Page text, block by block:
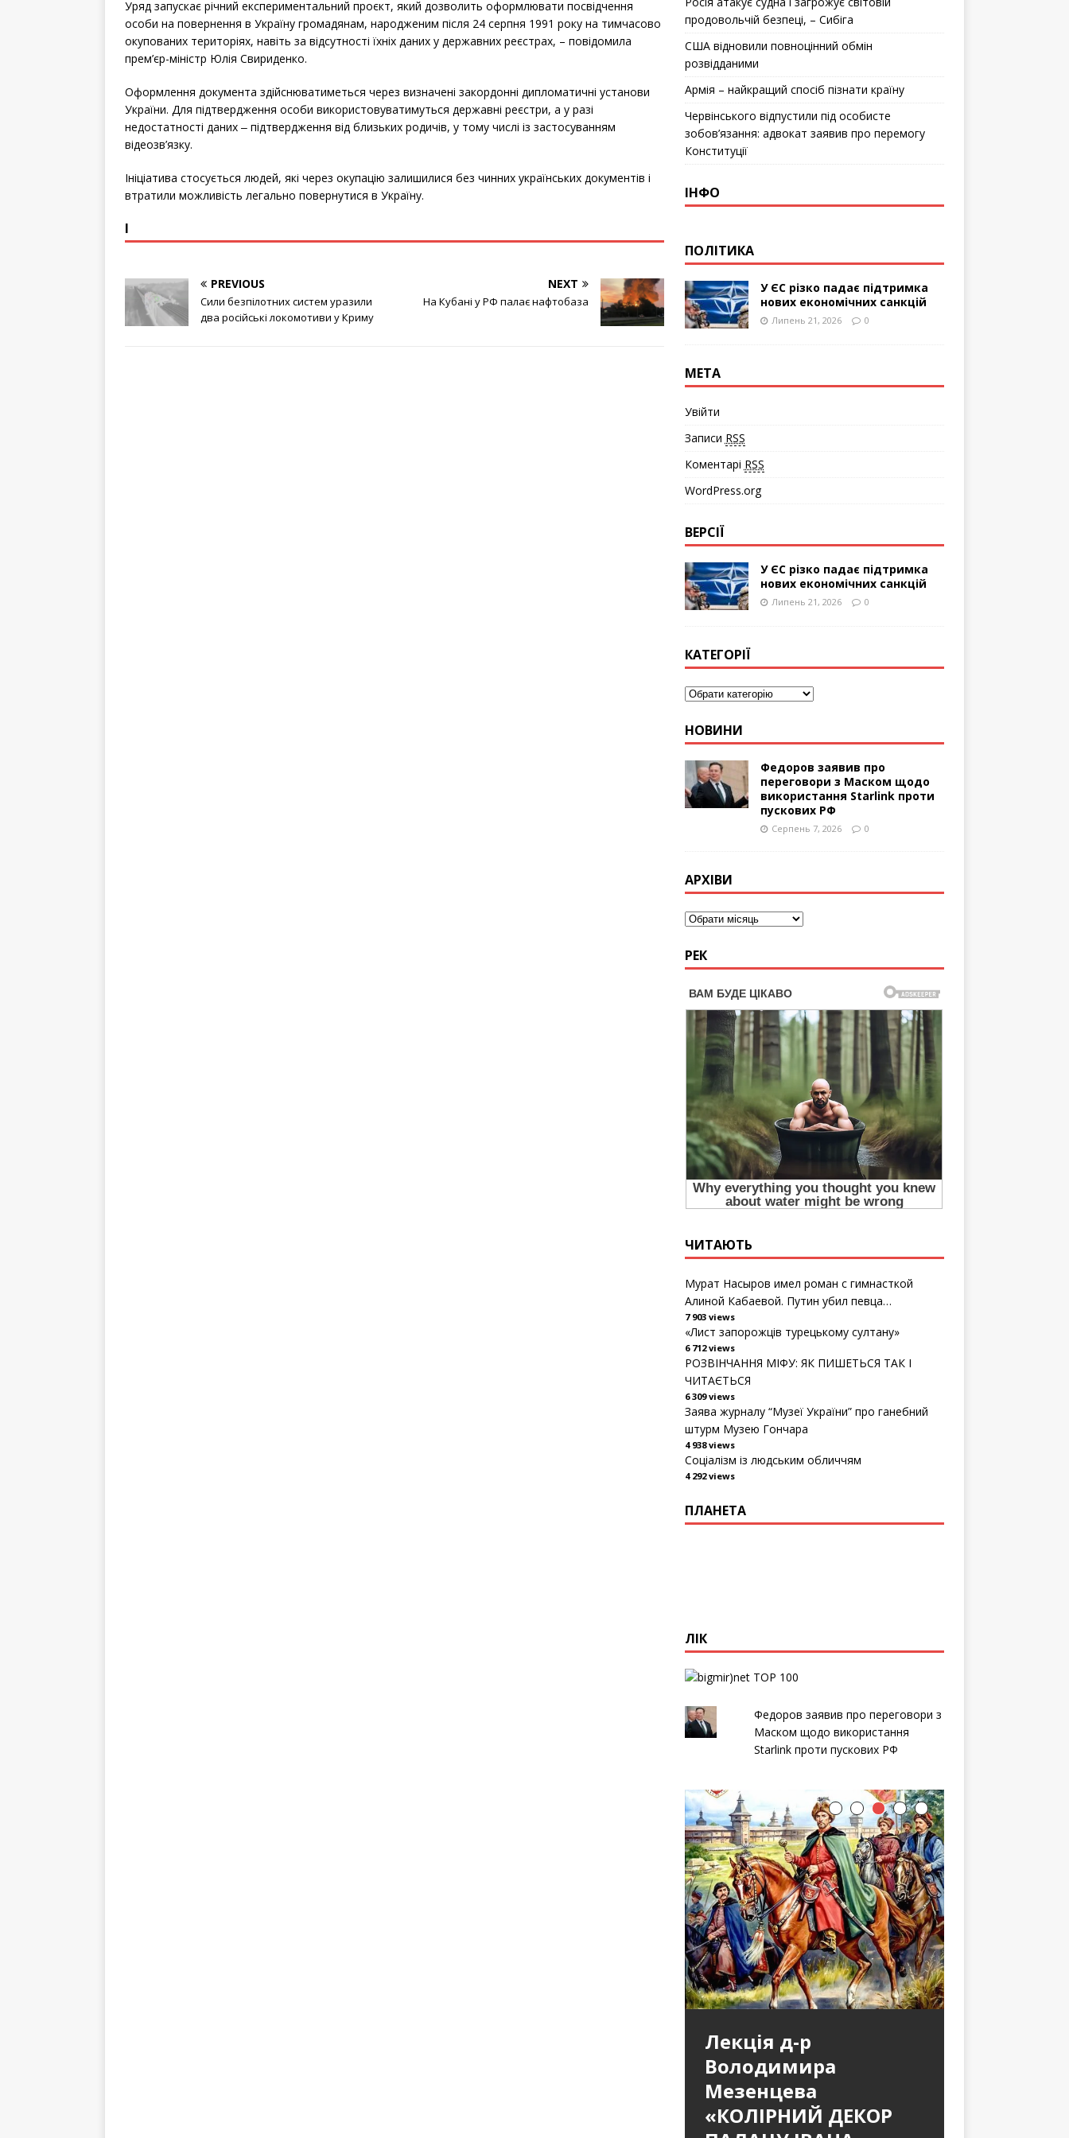
Уряд запускає річний експериментальний проєкт, який дозволить оформлювати посвідчення
особи на повернення в Україну громадянам, народженим після 24 серпня 1991 року на тимчасово
окупованих територіях, навіть за відсутності їхніх даних у державних реєстрах, – повідомила
прем’єр-міністр Юлія Свириденко.
Оформлення документа здійснюватиметься через визначені закордонні дипломатичні установи
України. Для підтвердження особи використовуватимуться державні реєстри, а у разі
недостатності даних ‒ підтвердження від близьких родичів, у тому числі із застосуванням
відеозв’язку.
Ініціатива стосується людей, які через окупацію залишилися без чинних українських документів і
втратили можливість легально повернутися в Україну.
І
PREVIOUS
Сили безпілотних систем уразили
два російські локомотиви у Криму
NEXT
На Кубані у РФ палає нафтобаза
продовольчій безпеці, – Сибіга
США відновили повноцінний обмін
розвідданими
Армія – найкращий спосіб пізнати країну
Червінського відпустили під особисте
зобов’язання: адвокат заявив про перемогу
Конституції
ІНФО
ПОЛІТИКА
У ЄС різко падає підтримка
нових економічних санкцій
Липень 21, 2026 0
МЕТА
Увійти
Записи RSS
Коментарі RSS
WordPress.org
ВЕРСІЇ
У ЄС різко падає підтримка
нових економічних санкцій
Липень 21, 2026 0
КАТЕГОРІЇ
НОВИНИ
Федоров заявив про
переговори з Маском щодо
використання Starlink проти
пускових РФ
Серпень 7, 2026 0
АРХІВИ
РЕК
ЧИТАЮТЬ
Мурат Насыров имел роман с гимнасткой
Алиной Кабаевой. Путин убил певца…
7 903 views
«Лист запорожців турецькому султану»
6 712 views
РОЗВІНЧАННЯ МІФУ: ЯК ПИШЕТЬСЯ ТАК І
ЧИТАЄТЬСЯ
6 309 views
Заява журналу “Музеї України” про ганебний
штурм Музею Гончара
4 938 views
Соціалізм із людським обличчям
4 292 views
ПЛАНЕТА
ЛІК
Федоров заявив про переговори з
Маском щодо використання
Starlink проти пускових РФ
Лекція д-р
Володимира
Мезенцева
«КОЛІРНИЙ ДЕКОР